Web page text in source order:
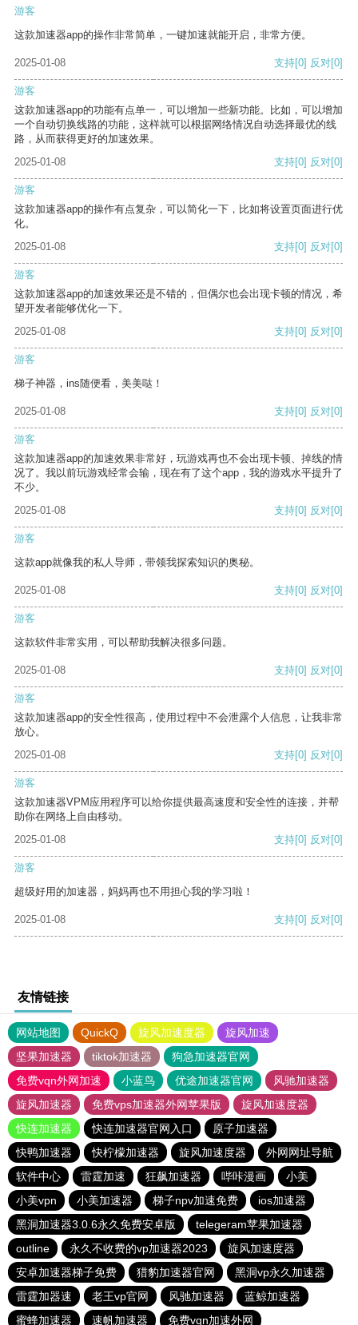
游客
这款加速器app的操作非常简单，一键加速就能开启，非常方便。
2025-01-08 支持[0] 反对[0]
游客
这款加速器app的功能有点单一，可以增加一些新功能。比如，可以增加
一个自动切换线路的功能，这样就可以根据网络情况自动选择最优的线
路，从而获得更好的加速效果。
2025-01-08
支持[0] 反对[0]
游客
这款加速器app的操作有点复杂，可以简化一下，比如将设置页面进行优
化。
2025-01-08
支持[0] 反对[0]
游客
这款加速器app的加速效果还是不错的，但偶尔也会出现卡顿的情况，希
望开发者能够优化一下。
2025-01-08
支持[0] 反对[0]
游客
梯子神器，ins随便看，美美哒！
2025-01-08 支持[0] 反对[0]
游客
这款加速器app的加速效果非常好，玩游戏再也不会出现卡顿、掉线的情
况了。我以前玩游戏经常会输，现在有了这个app，我的游戏水平提升了
不少。
2025-01-08
支持[0] 反对[0]
游客
这款app就像我的私人导师，带领我探索知识的奥秘。
2025-01-08 支持[0] 反对[0]
游客
这款软件非常实用，可以帮助我解决很多问题。
2025-01-08 支持[0] 反对[0]
游客
这款加速器app的安全性很高，使用过程中不会泄露个人信息，让我非常
放心。
2025-01-08
支持[0] 反对[0]
游客
这款加速器VPM应用程序可以给你提供最高速度和安全性的连接，并帮
助你在网络上自由移动。
2025-01-08
支持[0] 反对[0]
游客
超级好用的加速器，妈妈再也不用担心我的学习啦！
2025-01-08 支持[0] 反对[0]
友情链接
网站地图 QuickQ 旋风加速度器
旋风加速
坚果加速器
tiktok加速器
狗急加速器官网
免费vqn外网加速
小蓝鸟 优途加速器官网
风驰加速器
旋风加速器
免费vps加速器外网苹果版
旋风加速度器
快连加速器
快连加速器官网入口
原子加速器
快鸭加速器
快柠檬加速器 旋风加速度器
外网网址导航
软件中心
雷霆加速 狂飙加速器 哔咔漫画
小美
小美vpn
小美加速器 梯子npv加速免费
ios加速器
黑洞加速器3.0.6永久免费安卓版
telegeram苹果加速器
outline
永久不收费的vp加速器2023
旋风加速度器
安卓加速器梯子免费
猎豹加速器官网
黑洞vp永久加速器
雷霆加器速
老王vp官网 风驰加速器
蓝鲸加速器
蜜蜂加速器
速帆加速器 免费vqn加速外网